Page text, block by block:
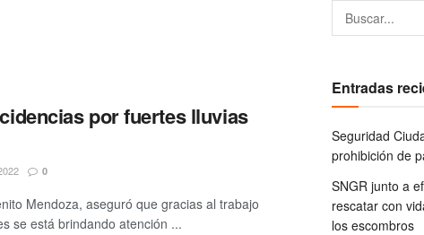
por fuertes lluvias
0
Mendoza, aseguró que gracias al trabajo
se está brindando atención ...
Entradas
Seguridad
prohibición de
SNGR junto a
rescatar con
los escombros